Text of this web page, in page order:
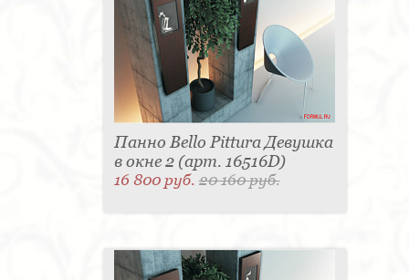
Панно Bello Pittura Девушка
в окне 2 (арт. 16516D)
16 800 руб.20 160 руб.